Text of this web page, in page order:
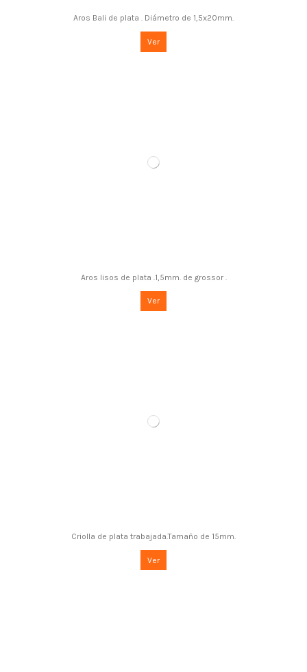
Aros Bali de plata . Diámetro de 1,5x20mm.
Ver
Aros lisos de plata .1,5mm. de grossor .
Ver
Criolla de plata trabajada.Tamaño de 15mm.
Ver